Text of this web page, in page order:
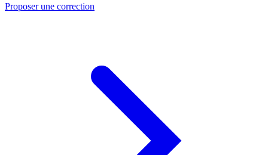
Proposer une correction